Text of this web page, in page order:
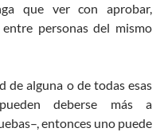
que ver con aprobar,
personas del mismo
de alguna o de todas esas
deberse más a
entonces uno puede